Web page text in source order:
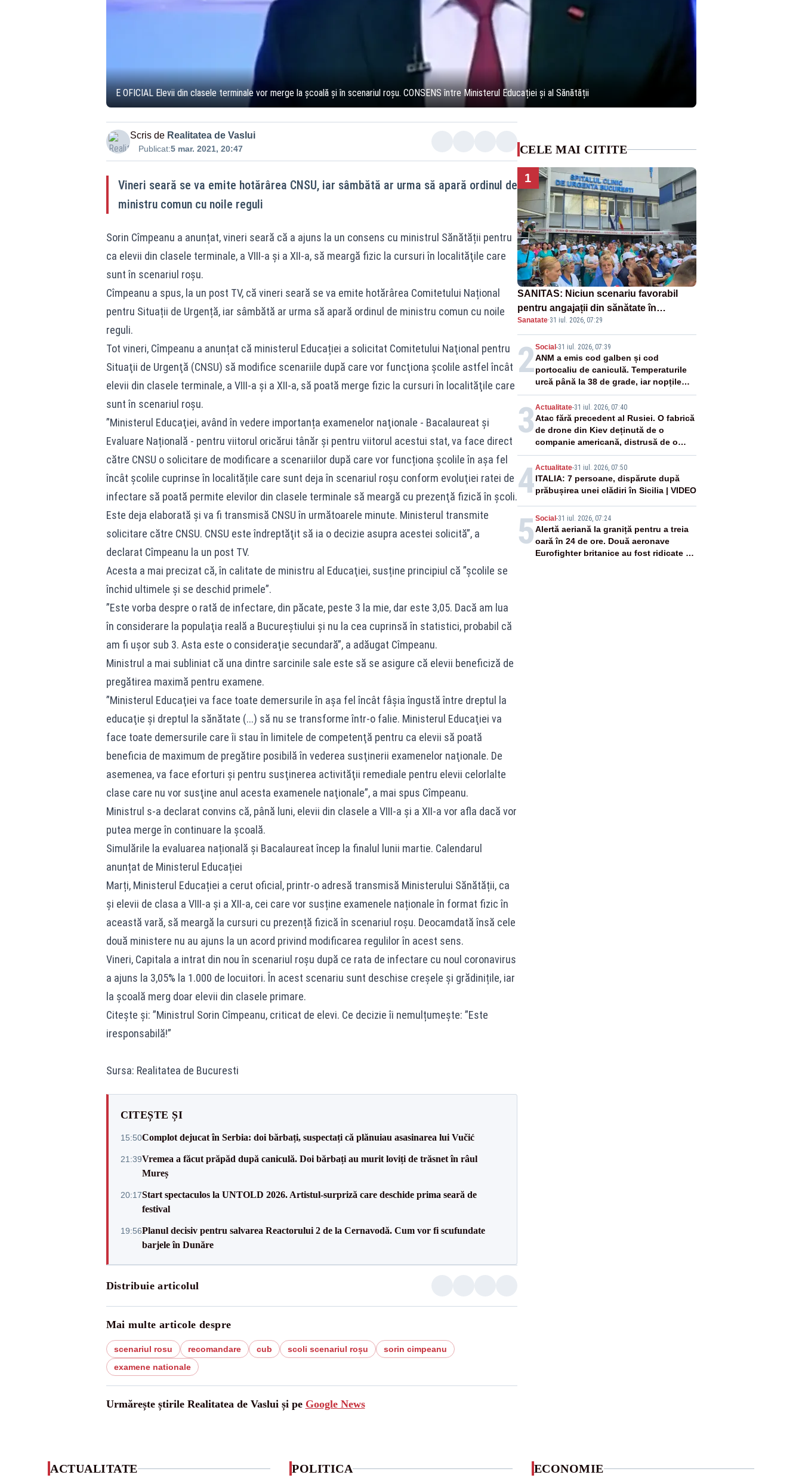
E OFICIAL Elevii din clasele terminale vor merge la școală și în scenariul roșu. CONSENS între Ministerul Educației și al Sănătății
Scris de Realitatea de Vaslui
Publicat:5 mar. 2021, 20:47
Vineri seară se va emite hotărârea CNSU, iar sâmbătă ar urma să apară ordinul de
ministru comun cu noile reguli
Sorin Cîmpeanu a anunțat, vineri seară că a ajuns la un consens cu ministrul Sănătății pentru
ca elevii din clasele terminale, a VIII-a și a XII-a, să meargă fizic la cursuri în localităţile care
sunt în scenariul roşu.
Cîmpeanu a spus, la un post TV, că vineri seară se va emite hotărârea Comitetului Național
pentru Situații de Urgență, iar sâmbătă ar urma să apară ordinul de ministru comun cu noile
reguli.
Tot vineri, Cîmpeanu a anunțat că ministerul Educației a solicitat Comitetului Naţional pentru
Situaţii de Urgenţă (CNSU) să modifice scenariile după care vor funcţiona şcolile astfel încât
elevii din clasele terminale, a VIII-a și a XII-a, să poată merge fizic la cursuri în localităţile care
sunt în scenariul roşu.
”Ministerul Educaţiei, având în vedere importanța examenelor naţionale - Bacalaureat și
Evaluare Națională - pentru viitorul oricărui tânăr şi pentru viitorul acestui stat, va face direct
către CNSU o solicitare de modificare a scenariilor după care vor funcționa școlile în aşa fel
încât școlile cuprinse în localitățile care sunt deja în scenariul roşu conform evoluţiei ratei de
infectare să poată permite elevilor din clasele terminale să meargă cu prezenţă fizică în şcoli.
Este deja elaborată şi va fi transmisă CNSU în următoarele minute. Ministerul transmite
solicitare către CNSU. CNSU este îndreptăţit să ia o decizie asupra acestei solicită”, a
declarat Cîmpeanu la un post TV.
Acesta a mai precizat că, în calitate de ministru al Educaţiei, susține principiul că ”şcolile se
închid ultimele şi se deschid primele”.
”Este vorba despre o rată de infectare, din păcate, peste 3 la mie, dar este 3,05. Dacă am lua
în considerare la populaţia reală a Bucureştiului şi nu la cea cuprinsă în statistici, probabil că
am fi uşor sub 3. Asta este o consideraţie secundară”, a adăugat Cîmpeanu.
Ministrul a mai subliniat că una dintre sarcinile sale este să se asigure că elevii beneficiză de
pregătirea maximă pentru examene.
”Ministerul Educaţiei va face toate demersurile în aşa fel încât fâşia îngustă între dreptul la
educaţie şi dreptul la sănătate (...) să nu se transforme într-o falie. Ministerul Educaţiei va
face toate demersurile care îi stau în limitele de competenţă pentru ca elevii să poată
beneficia de maximum de pregătire posibilă în vederea susţinerii examenelor naţionale. De
asemenea, va face eforturi şi pentru susţinerea activităţii remediale pentru elevii celorlalte
clase care nu vor susţine anul acesta examenele naţionale”, a mai spus Cîmpeanu.
Ministrul s-a declarat convins că, până luni, elevii din clasele a VIII-a și a XII-a vor afla dacă vor
putea merge în continuare la școală.
Simulările la evaluarea națională și Bacalaureat încep la finalul lunii martie. Calendarul
anunțat de Ministerul Educației
Marți, Ministerul Educației a cerut oficial, printr-o adresă transmisă Ministerului Sănătății, ca
și elevii de clasa a VIII-a și a XII-a, cei care vor susține examenele naționale în format fizic în
această vară, să meargă la cursuri cu prezență fizică în scenariul roșu. Deocamdată însă cele
două ministere nu au ajuns la un acord privind modificarea regulilor în acest sens.
Vineri, Capitala a intrat din nou în scenariul roșu după ce rata de infectare cu noul coronavirus
a ajuns la 3,05% la 1.000 de locuitori. În acest scenariu sunt deschise creșele și grădinițile, iar
la școală merg doar elevii din clasele primare.
Citește și: ”Ministrul Sorin Cîmpeanu, criticat de elevi. Ce decizie îi nemulțumește: ”Este
iresponsabilă!”
Sursa: Realitatea de Bucuresti
CITEȘTE ȘI
15:50Complot dejucat în Serbia: doi bărbați, suspectați că plănuiau asasinarea lui Vučić
21:39Vremea a făcut prăpăd după caniculă. Doi bărbați au murit loviți de trăsnet în râul
Mureș
20:17Start spectaculos la UNTOLD 2026. Artistul-surpriză care deschide prima seară de
festival
19:56Planul decisiv pentru salvarea Reactorului 2 de la Cernavodă. Cum vor fi scufundate
barjele în Dunăre
Distribuie articolul
Mai multe articole despre
scenariul rosu recomandare cub scoli scenariul roșu
sorin cimpeanu
examene nationale
Urmărește știrile Realitatea de Vaslui și pe Google News
CELE MAI CITITE
1
SANITAS: Niciun scenariu favorabil
pentru angajații din sănătate în
proiectul Legii salarizării
Sanatate·31 iul. 2026, 07:29
2Social -31 iul. 2026, 07:39
ANM a emis cod galben și cod
portocaliu de caniculă. Temperaturile
urcă până la 38 de grade, iar nopțile
devin tropicale
3 Actualitate-31 iul. 2026, 07:40
Atac fără precedent al Rusiei. O fabrică
de drone din Kiev deținută de o
companie americană, distrusă de o
rachetă rusească
4Actualitate-31 iul. 2026, 07:50
ITALIA: 7 persoane, dispărute după
prăbușirea unei clădiri în Sicilia | VIDEO
5 Social -31 iul. 2026, 07:24
Alertă aeriană la graniță pentru a treia
oară în 24 de ore. Două aeronave
Eurofighter britanice au fost ridicate de
ACTUALITATE POLITICA ECONOMIE